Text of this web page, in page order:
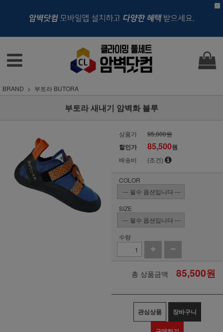
BRAND 부토라 BUTORA
부토라 새내기 암벽화 블루
상품가 95,000원
할인가 85,500원
배송비 (조건)
COLOR
SIZE
수량
총 상품금액 85,500원
관심상품 장바구니